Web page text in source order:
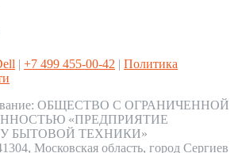
| +7 499 455-00-42 | Политика
ОБЩЕСТВО С ОГРАНИЧЕННОЙ
«ПРЕДПРИЯТИЕ
БЫТОВОЙ ТЕХНИКИ»
Московская область, город Сергиев